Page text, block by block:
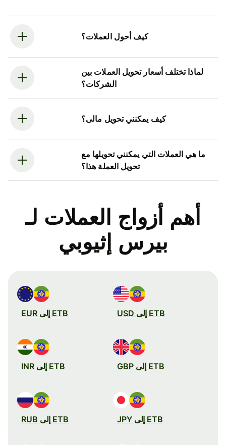
كيف أحول العملات؟
لماذا تختلف أسعار تحويل العملات بين
الشركات؟
كيف يمكنني تحويل مالى؟
ما هي العملات التي يمكنني تحويلها مع
تحويل العملة هذا؟
أهم أزواج العملات لـ
بيرس إثيوبي
ETB إلى USD ETB إلى EUR
ETB إلى GBP ETB إلى INR
ETB إلى JPY ETB إلى RUB